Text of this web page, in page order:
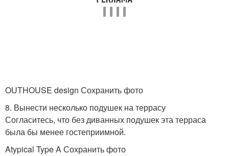
OUTHOUSE design Сохранить фото
8. Вынести несколько подушек на террасу
Согласитесь, что без диванных подушек эта терраса
была бы менее гостеприимной.
Atypical Type A Сохранить фото